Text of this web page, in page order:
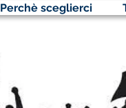
Perchè sceglierci